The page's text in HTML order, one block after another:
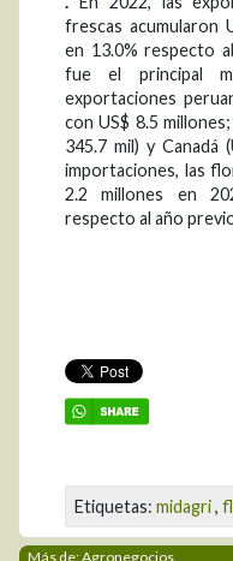
frescas acumularon
en 13.0% respecto
fue el principal
exportaciones
con US$ 8.5
345.7 mil) y Canadá
importaciones, las
2.2 millones en
respecto al año
Etiquetas: midagri,
Más de: Agronegocios